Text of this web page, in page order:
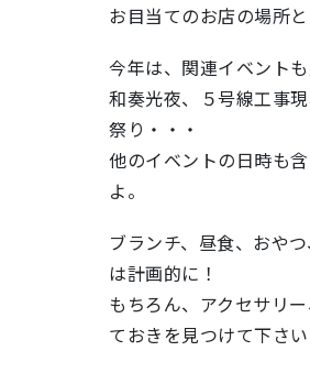
お目当てのお店の場所
今年は、関連イベントも
和奏光夜、５号線工事
祭り・・・
他のイベントの日時も
よ。
ブランチ、昼食、おや
は計画的に！
もちろん、アクセサリ
ておきを見つけて下さい